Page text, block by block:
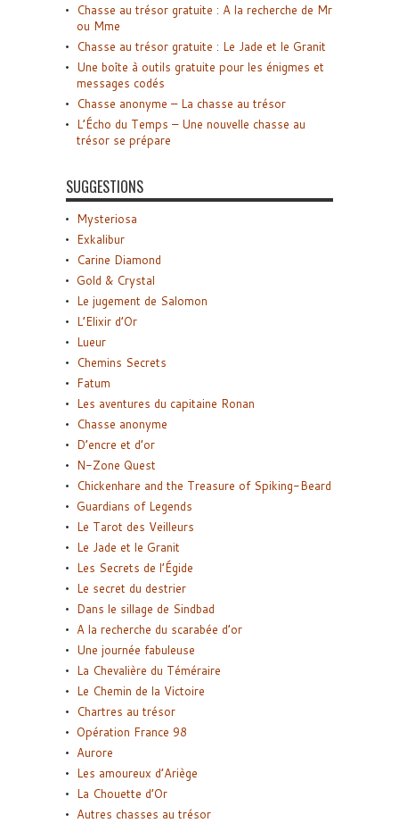
Chasse au trésor gratuite : A la recherche de Mr
ou Mme
Chasse au trésor gratuite : Le Jade et le Granit
Une boîte à outils gratuite pour les énigmes et
messages codés
Chasse anonyme – La chasse au trésor
L’Écho du Temps – Une nouvelle chasse au
trésor se prépare
SUGGESTIONS
Mysteriosa
Exkalibur
Carine Diamond
Gold & Crystal
Le jugement de Salomon
L’Elixir d’Or
Lueur
Chemins Secrets
Fatum
Les aventures du capitaine Ronan
Chasse anonyme
D’encre et d’or
N-Zone Quest
Chickenhare and the Treasure of Spiking-Beard
Guardians of Legends
Le Tarot des Veilleurs
Le Jade et le Granit
Les Secrets de l’Égide
Le secret du destrier
Dans le sillage de Sindbad
A la recherche du scarabée d’or
Une journée fabuleuse
La Chevalière du Téméraire
Le Chemin de la Victoire
Chartres au trésor
Opération France 98
Aurore
Les amoureux d’Ariège
La Chouette d’Or
Autres chasses au trésor